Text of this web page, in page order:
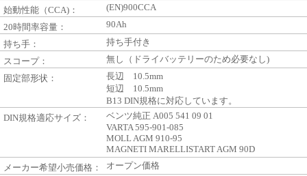
始動性能（CCA)：
(EN)900CCA
20時間率容量：
90Ah
持ち手：
持ち手付き
スコープ：
無し（ドライバッテリーのため必要なし)
固定部形状：
長辺 10.5mm
短辺 10.5mm
B13 DIN規格に対応しています。
DIN規格適応サイズ：
ベンツ純正 A005 541 09 01
VARTA 595-901-085
MOLL AGM 910-95
MAGNETI MARELLISTART AGM 90D
メーカー希望小売価格：
オープン価格